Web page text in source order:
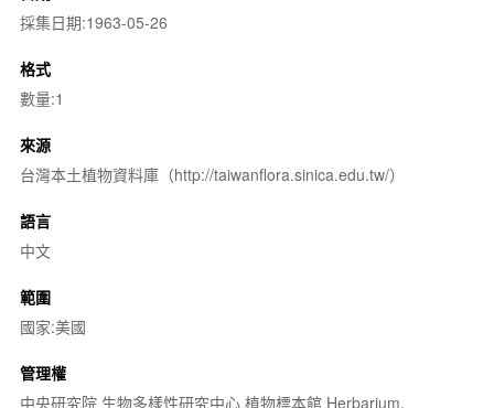
採集日期:1963-05-26
格式
數量:1
來源
台灣本土植物資料庫（http://taiwanflora.sinica.edu.tw/）
語言
中文
範圍
國家:美國
管理權
中央研究院 生物多樣性研究中心 植物標本館 Herbarium,